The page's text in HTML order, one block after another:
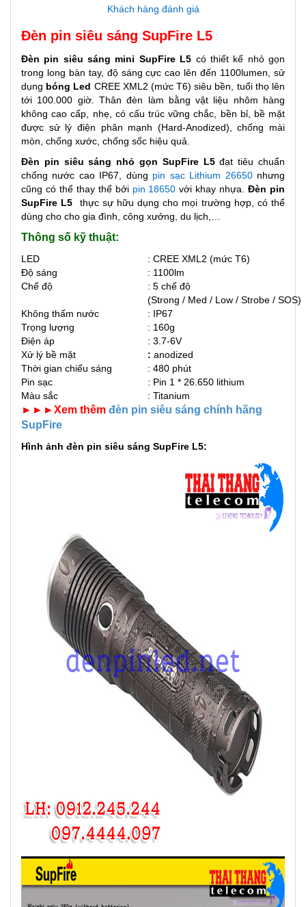
Khách hàng đánh giá
Đèn pin siêu sáng SupFire L5
Đèn pin siêu sáng mini SupFire L5 có thiết kế nhỏ gọn
trong long bàn tay, độ sáng cực cao lên đến 1100lumen, sử
dụng bóng Led CREE XML2 (mức T6) siêu bền, tuổi thọ lên
tới 100.000 giờ. Thân đèn làm bằng vật liệu nhôm hàng
không cao cấp, nhẹ, có cấu trúc vững chắc, bền bỉ, bề mặt
được sử lý điện phân mạnh (Hard-Anodized), chống mài
mòn, chống xước, chống sốc hiệu quả.
Đèn pin siêu sáng nhỏ gọn SupFire L5đạt tiêu chuẩn
chống nước cao IP67, dùng pin sạc Lithium 26650nhưng
cũng có thể thay thể bởi pin 18650 với khay nhựa.Đèn pin
SupFire L5 thực sự hữu dụng cho mọi trường hợp, có thể
dùng cho cho gia đình, công xưởng, du lịch,…
Thông số kỹ thuật:
LED
: CREE XML2 (mức T6)
Độ sáng
: 1100lm
Chế độ
: 5 chế độ
(Strong / Med / Low / Strobe / SOS)
Không thấm nước
: IP67
Trọng lượng
: 160g
Điện áp
: 3.7-6V
Xử lý bề mặt
: anodized
Thời gian chiếu sáng
: 480 phút
Pin sạc
: Pin 1 * 26.650 lithium
Màu sắc
: Titanium
►►►Xem thêm đèn pin siêu sáng chính hãng
SupFire
Hình ảnh đèn pin siêu sáng SupFire L5: